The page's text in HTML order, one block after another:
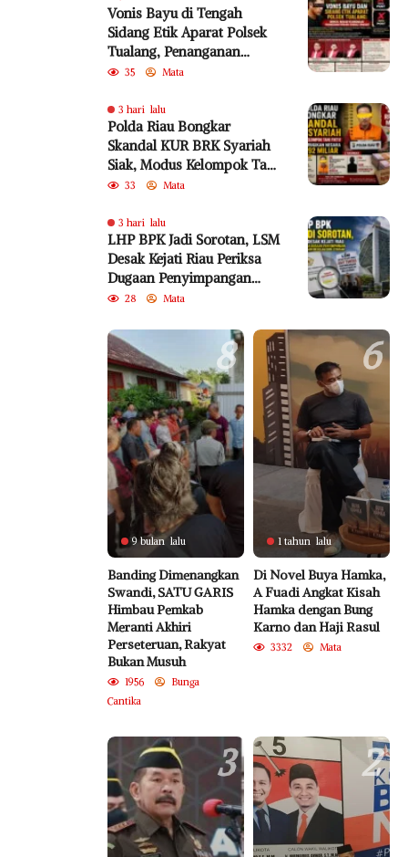
Vonis Bayu di Tengah
Sidang Etik Aparat Polsek
Tualang, Penanganan
Perkara Kembali Jadi
35 Mata
3 hari lalu
Polda Riau Bongkar
Skandal KUR BRK Syariah
Siak, Modus Kelompok Tani
Fiktif Diduga Rugikan
33 Mata
3 hari lalu
LHP BPK Jadi Sorotan, LSM
Desak Kejati Riau Periksa
Dugaan Penyimpangan
Program Bedelau BRK
28 Mata
8
9 bulan lalu
Banding Dimenangkan
Swandi, SATU GARIS
Himbau Pemkab
Meranti Akhiri
Perseteruan, Rakyat
Bukan Musuh
1956
Bunga
Cantika
6
1 tahun lalu
Di Novel Buya Hamka,
A Fuadi Angkat Kisah
Hamka dengan Bung
Karno dan Haji Rasul
3332 Mata
3 2